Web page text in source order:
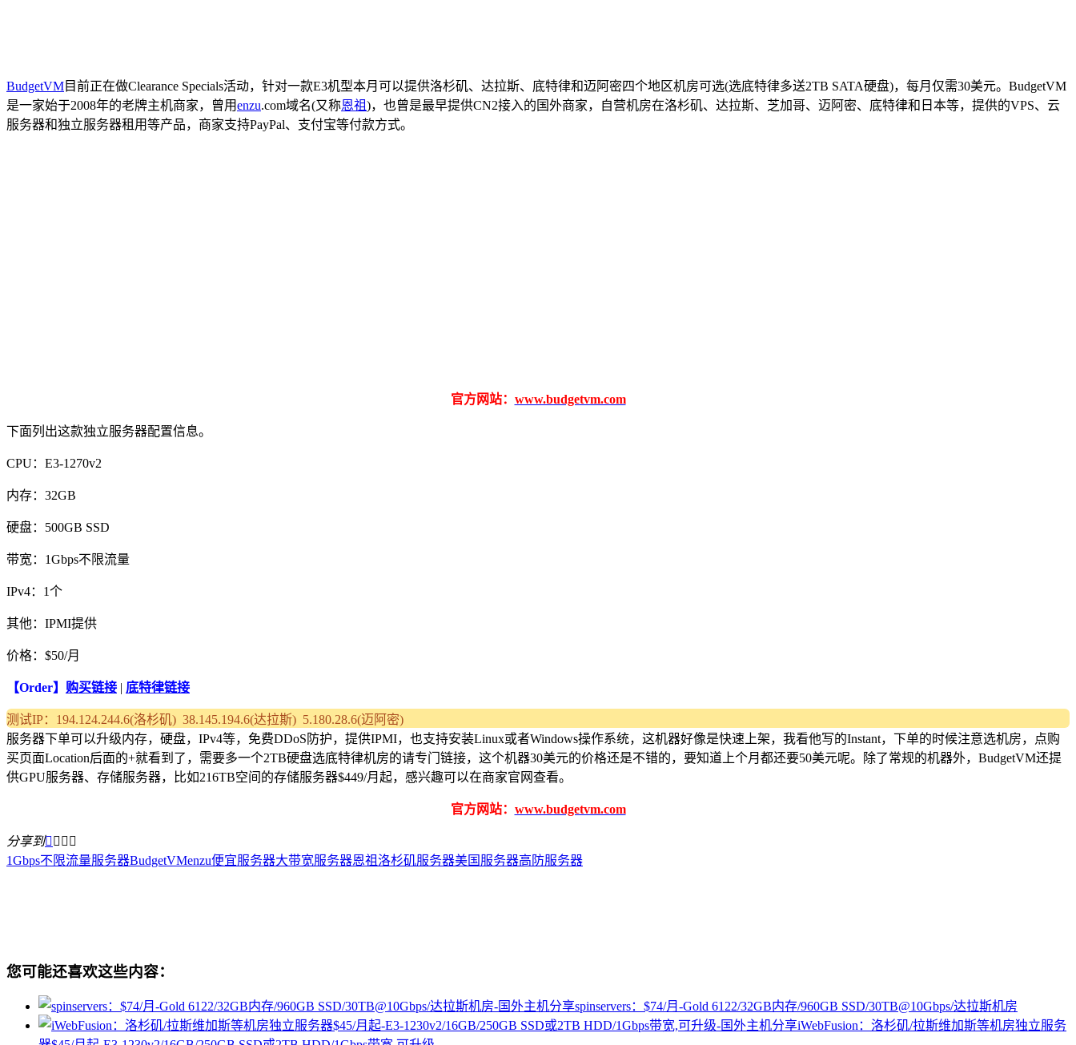
BudgetVM目前正在做Clearance Specials活动，针对一款E3机型本月可以提供洛杉矶、达拉斯、底特律和迈阿密四个地区机房可选(选底特律多送2TB SATA硬盘)，每月仅需30美元。BudgetVM
是一家始于2008年的老牌主机商家，曾用enzu.com域名(又称恩祖)，也曾是最早提供CN2接入的国外商家，自营机房在洛杉矶、达拉斯、芝加哥、迈阿密、底特律和日本等，提供的VPS、云
服务器和独立服务器租用等产品，商家支持PayPal、支付宝等付款方式。
官方网站： www.budgetvm.com
下面列出这款独立服务器配置信息。
CPU：E3-1270v2
内存：32GB
硬盘：500GB SSD
带宽：1Gbps不限流量
IPv4：1个
其他：IPMI提供
价格：$50/月
【Order】 购买链接 | 底特律链接
测试IP：194.124.244.6(洛杉矶) 38.145.194.6(达拉斯) 5.180.28.6(迈阿密)
服务器下单可以升级内存，硬盘，IPv4等，免费DDoS防护，提供IPMI，也支持安装Linux或者Windows操作系统，这机器好像是快速上架，我看他写的Instant，下单的时候注意选机房，点购
买页面Location后面的+就看到了，需要多一个2TB硬盘选底特律机房的请专门链接，这个机器30美元的价格还是不错的，要知道上个月都还要50美元呢。除了常规的机器外，BudgetVM还提
供GPU服务器、存储服务器，比如216TB空间的存储服务器$449/月起，感兴趣可以在商家官网查看。
官方网站： www.budgetvm.com
分享到   
1Gbps不限流量服务器BudgetVMenzu便宜服务器大带宽服务器恩祖洛杉矶服务器美国服务器高防服务器
您可能还喜欢这些内容：
spinservers：$74/月-Gold 6122/32GB内存/960GB SSD/30TB@10Gbps/达拉斯机房
iWebFusion：洛杉矶/拉斯维加斯等机房独立服务